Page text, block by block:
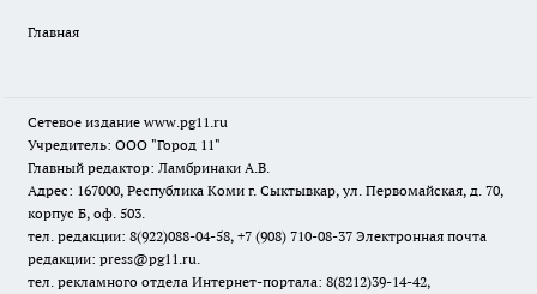
Главная
Сетевое издание www.pg11.ru
Учредитель: ООО "Город 11"
Главный редактор: Ламбринаки А.В.
Адрес: 167000, Республика Коми г. Сыктывкар, ул. Первомайская, д. 70,
корпус Б, оф. 503.
тел. редакции: 8(922)088-04-58, +7 (908) 710-08-37 Электронная почта
редакции: press@pg11.ru.
тел. рекламного отдела Интернет-портала: 8(8212)39-14-42,